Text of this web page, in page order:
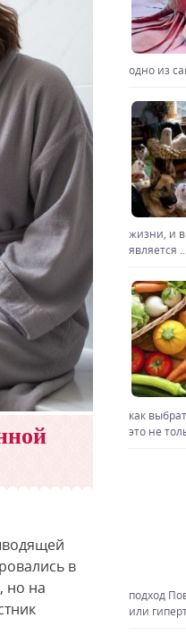
в
но на
одно из
жизни, и
является …
как
это не
подход
или